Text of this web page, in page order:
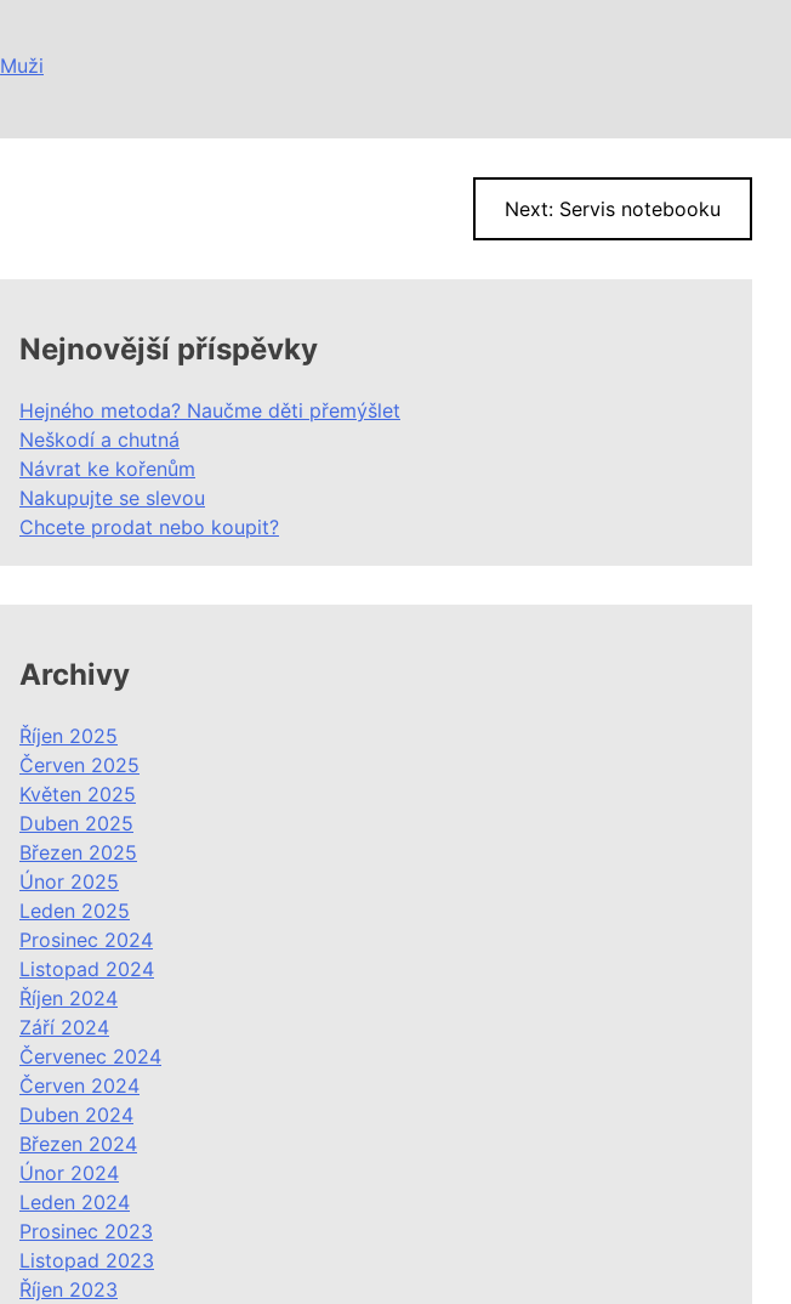
Muži
Next: Servis notebooku
Nejnovější příspěvky
Hejného metoda? Naučme děti přemýšlet
Neškodí a chutná
Návrat ke kořenům
Nakupujte se slevou
Chcete prodat nebo koupit?
Archivy
Říjen 2025
Červen 2025
Květen 2025
Duben 2025
Březen 2025
Únor 2025
Leden 2025
Prosinec 2024
Listopad 2024
Říjen 2024
Září 2024
Červenec 2024
Červen 2024
Duben 2024
Březen 2024
Únor 2024
Leden 2024
Prosinec 2023
Listopad 2023
Říjen 2023